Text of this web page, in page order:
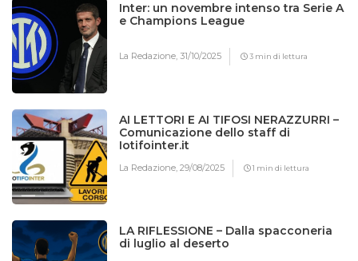
Inter: un novembre intenso tra Serie A
e Champions League
La Redazione,31/10/2025 3 min di lettura
AI LETTORI E AI TIFOSI NERAZZURRI –
Comunicazione dello staff di
Iotifointer.it
La Redazione,29/08/2025 1 min di lettura
LA RIFLESSIONE – Dalla spacconeria
di luglio al deserto